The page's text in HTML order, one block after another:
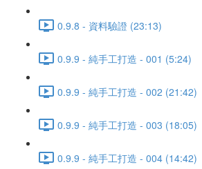
0.9.8 - 資料驗證 (23:13)
0.9.9 - 純手工打造 - 001 (5:24)
0.9.9 - 純手工打造 - 002 (21:42)
0.9.9 - 純手工打造 - 003 (18:05)
0.9.9 - 純手工打造 - 004 (14:42)